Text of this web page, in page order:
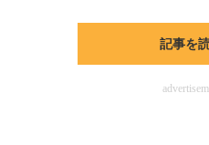
記事を